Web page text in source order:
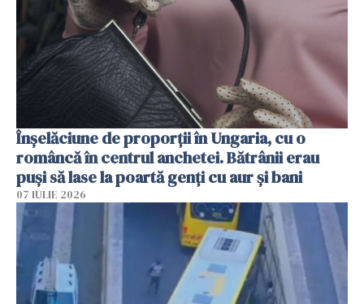
Înșelăciune de proporții în Ungaria, cu o
româncă în centrul anchetei. Bătrânii erau
puși să lase la poartă genți cu aur și bani
07 IULIE 2026